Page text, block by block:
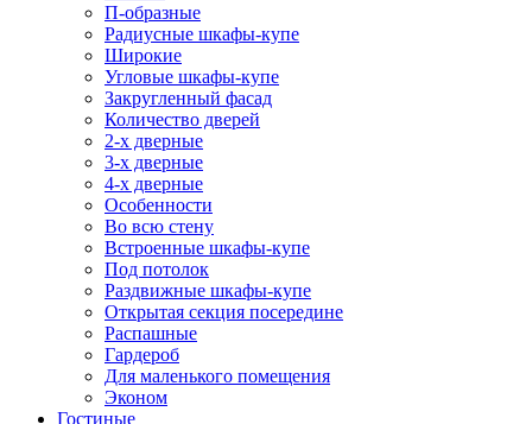
П-образные
Радиусные шкафы-купе
Широкие
Угловые шкафы-купе
Закругленный фасад
Количество дверей
2-х дверные
3-х дверные
4-х дверные
Особенности
Во всю стену
Встроенные шкафы-купе
Под потолок
Раздвижные шкафы-купе
Открытая секция посередине
Распашные
Гардероб
Для маленького помещения
Эконом
Гостиные